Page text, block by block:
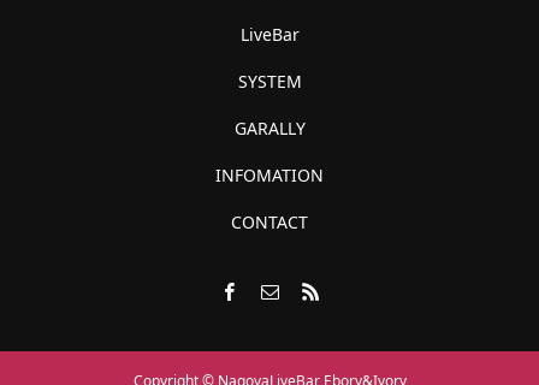
LiveBar
SYSTEM
GARALLY
INFOMATION
CONTACT
Copyright © NagoyaLiveBar Ebory&Ivory